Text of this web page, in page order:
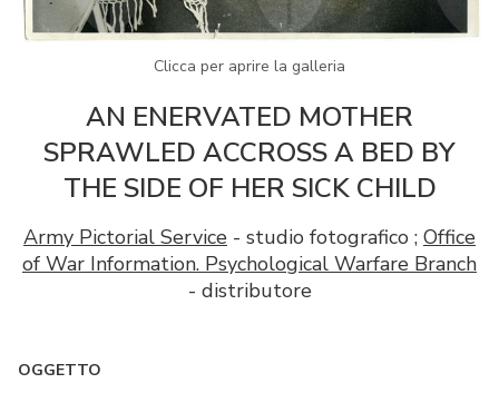
Clicca per aprire la galleria
AN ENERVATED MOTHER
SPRAWLED ACCROSS A BED BY
THE SIDE OF HER SICK CHILD
Army Pictorial Service - studio fotografico ; Office
of War Information. Psychological Warfare Branch
- distributore
OGGETTO